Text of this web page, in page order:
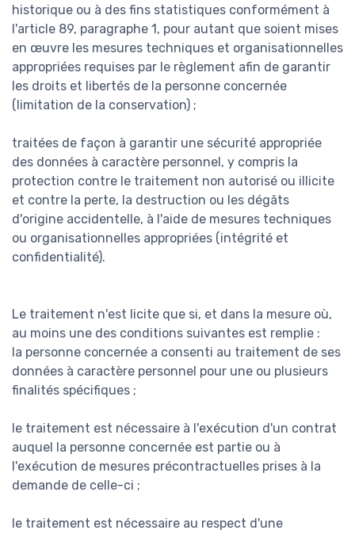
historique ou à des fins statistiques conformément à
l'article 89, paragraphe 1, pour autant que soient mises
en œuvre les mesures techniques et organisationnelles
appropriées requises par le règlement afin de garantir
les droits et libertés de la personne concernée
(limitation de la conservation) ;
traitées de façon à garantir une sécurité appropriée
des données à caractère personnel, y compris la
protection contre le traitement non autorisé ou illicite
et contre la perte, la destruction ou les dégâts
d'origine accidentelle, à l'aide de mesures techniques
ou organisationnelles appropriées (intégrité et
confidentialité).
Le traitement n'est licite que si, et dans la mesure où,
au moins une des conditions suivantes est remplie :
la personne concernée a consenti au traitement de ses
données à caractère personnel pour une ou plusieurs
finalités spécifiques ;
le traitement est nécessaire à l'exécution d'un contrat
auquel la personne concernée est partie ou à
l'exécution de mesures précontractuelles prises à la
demande de celle-ci ;
le traitement est nécessaire au respect d'une